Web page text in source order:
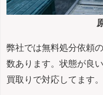
弊社では無料処分依頼
数あります。状態が良
買取りで対応してます。